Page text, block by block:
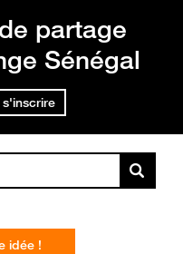
partage
Sénégal
s'inscrire
idée !